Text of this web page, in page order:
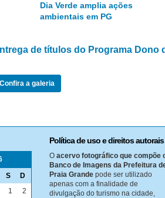
Dia Verde amplia ações
ambientais em PG
de títulos do Programa Dono
Confira a galeria
S D
1
2
Política de uso e direitos autorais
O acervo fotográfico que compõe
Banco de Imagens da Prefeitura
Praia Grande pode ser utilizado
apenas com a finalidade de
divulgação do turismo na cidade,